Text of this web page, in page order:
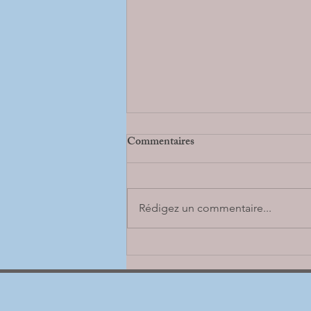
Commentaires
Rédigez un commentaire...